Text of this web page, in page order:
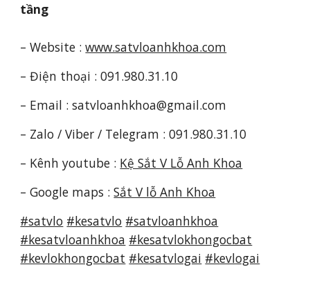
tầng
– Website :www.satvloanhkhoa.com
– Điện thoại : 091.980.31.10
– Email : satvloanhkhoa@gmail.com
– Zalo / Viber / Telegram : 091.980.31.10
– Kênh youtube : Kệ Sắt V Lỗ Anh Khoa
– Google maps :Sắt V lỗ Anh Khoa
#satvlo #kesatvlo #satvloanhkhoa
#kesatvloanhkhoa #kesatvlokhongocbat
#kevlokhongocbat #kesatvlogai #kevlogai